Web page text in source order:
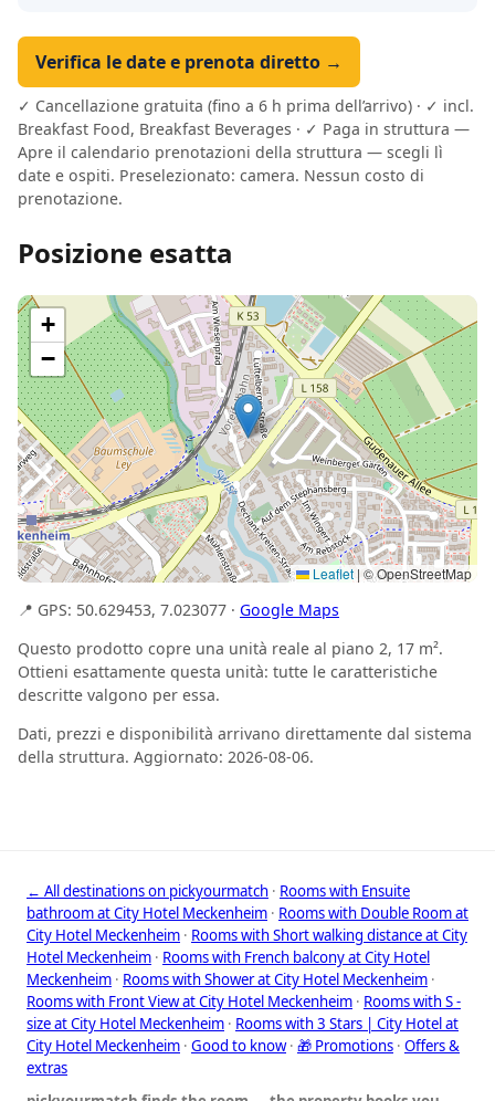
Verifica le date e prenota diretto →
✓ Cancellazione gratuita (fino a 6 h prima dell’arrivo) · ✓ incl.
Breakfast Food, Breakfast Beverages · ✓ Paga in struttura —
Apre il calendario prenotazioni della struttura — scegli lì
date e ospiti. Preselezionato: camera. Nessun costo di
prenotazione.
Posizione esatta
+
−
Leaflet | © OpenStreetMap
📍 GPS: 50.629453, 7.023077 · Google Maps
Questo prodotto copre una unità reale al piano 2, 17 m².
Ottieni esattamente questa unità: tutte le caratteristiche
descritte valgono per essa.
Dati, prezzi e disponibilità arrivano direttamente dal sistema
della struttura. Aggiornato: 2026-08-06.
← All destinations on pickyourmatch · Rooms with Ensuite
bathroom at City Hotel Meckenheim · Rooms with Double Room at
City Hotel Meckenheim · Rooms with Short walking distance at City
Hotel Meckenheim · Rooms with French balcony at City Hotel
Meckenheim · Rooms with Shower at City Hotel Meckenheim ·
Rooms with Front View at City Hotel Meckenheim · Rooms with S -
size at City Hotel Meckenheim · Rooms with 3 Stars | City Hotel at
City Hotel Meckenheim · Good to know· 🎁 Promotions · Offers &
extras